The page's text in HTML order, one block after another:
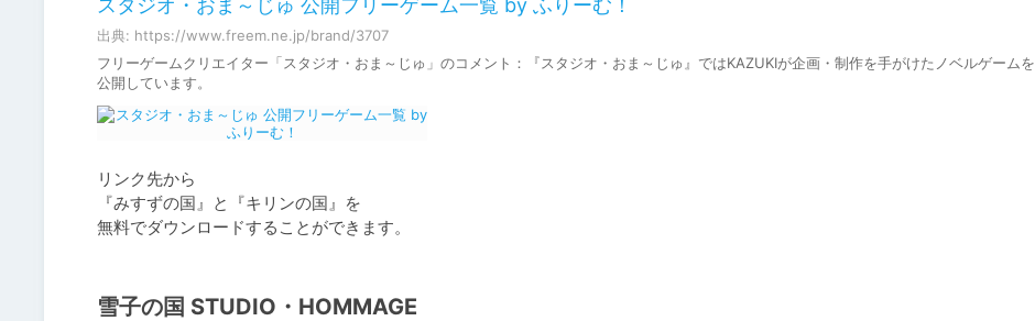
スタジオ・おま～じゅ 公開フリーゲーム一覧 by ふりーむ！
出典: https://www.freem.ne.jp/brand/3707
フリーゲームクリエイター「スタジオ・おま～じゅ」のコメント：『スタジオ・おま～じゅ』ではKAZUKIが企画・制作を手がけたノベルゲームを
公開しています。
リンク先から
『みすずの国』と『キリンの国』を
無料でダウンロードすることができます。
雪子の国 STUDIO・HOMMAGE